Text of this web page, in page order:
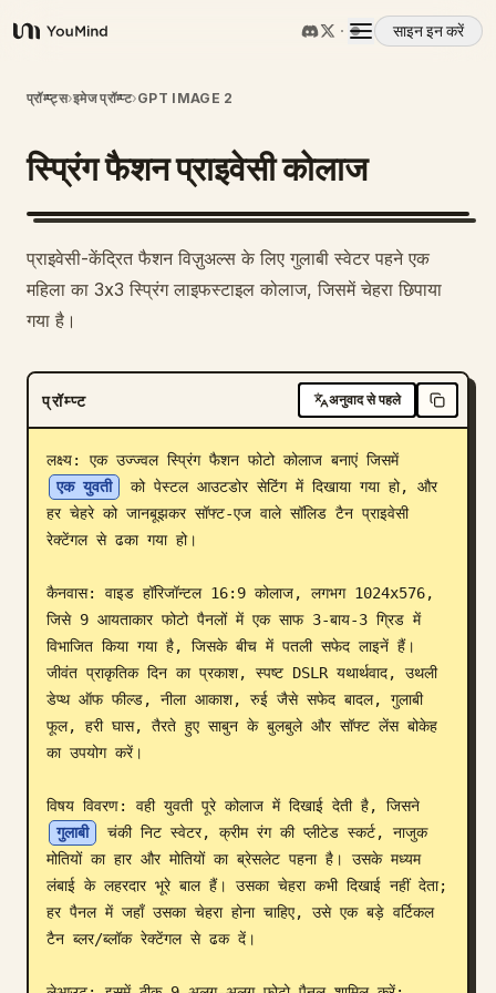
YouMind
साइन इन करें
अवलोकन
उपयोग के मामले
प्रॉम्प्ट
मूल्य निर्धारण
डाउनलोड
ब्लॉग
अपडेट
प्रॉम्प्ट्स›इमेज प्रॉम्प्ट›GPT IMAGE 2
स्प्रिंग फैशन प्राइवेसी कोलाज
प्राइवेसी-केंद्रित फैशन विज़ुअल्स के लिए गुलाबी स्वेटर पहने एक
महिला का 3x3 स्प्रिंग लाइफस्टाइल कोलाज, जिसमें चेहरा छिपाया
गया है।
प्रॉम्प्ट अनुवाद से पहले
लक्ष्य: एक उज्ज्वल स्प्रिंग फैशन फोटो कोलाज बनाएं जिसमें
एक युवती
को पेस्टल आउटडोर सेटिंग में दिखाया गया हो, और
हर चेहरे को जानबूझकर सॉफ्ट-एज वाले सॉलिड टैन प्राइवेसी
रेक्टेंगल से ढका गया हो।
कैनवास: वाइड हॉरिजॉन्टल 16:9 कोलाज, लगभग 1024x576,
जिसे 9 आयताकार फोटो पैनलों में एक साफ 3-बाय-3 ग्रिड में
विभाजित किया गया है, जिसके बीच में पतली सफेद लाइनें हैं।
जीवंत प्राकृतिक दिन का प्रकाश, स्पष्ट DSLR यथार्थवाद, उथली
डेप्थ ऑफ फील्ड, नीला आकाश, रुई जैसे सफेद बादल, गुलाबी
फूल, हरी घास, तैरते हुए साबुन के बुलबुले और सॉफ्ट लेंस बोकेह
का उपयोग करें।
विषय विवरण: वही युवती पूरे कोलाज में दिखाई देती है, जिसने
गुलाबी
चंकी निट स्वेटर, क्रीम रंग की प्लीटेड स्कर्ट, नाजुक
मोतियों का हार और मोतियों का ब्रेसलेट पहना है। उसके मध्यम
लंबाई के लहरदार भूरे बाल हैं। उसका चेहरा कभी दिखाई नहीं देता;
हर पैनल में जहाँ उसका चेहरा होना चाहिए, उसे एक बड़े वर्टिकल
टैन ब्लर/ब्लॉक रेक्टेंगल से ढक दें।